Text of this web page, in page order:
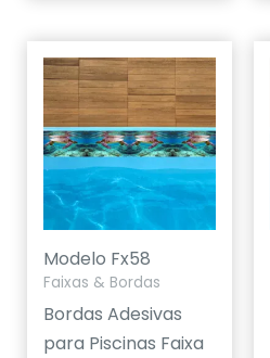
Modelo Fx58
Faixas & Bordas
Bordas Adesivas
para Piscinas Faixa